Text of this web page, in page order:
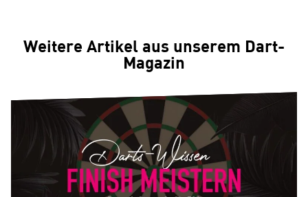
Weitere Artikel aus unserem Dart-
Magazin